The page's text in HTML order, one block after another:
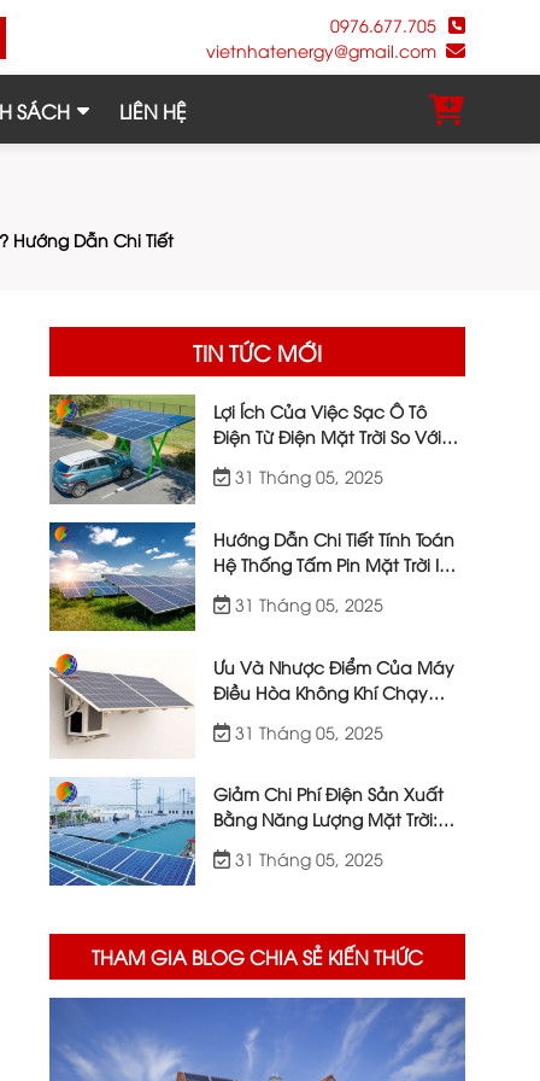
0976.677.705
vietnhatenergy@gmail.com
SÁCH LIÊN HỆ
Hướng Dẫn Chi Tiết
TIN TỨC MỚI
Lợi Ích Của Việc Sạc Ô Tô
Điện Từ Điện Mặt Trời So Với
Điện Lưới
31 Tháng 05, 2025
Hướng Dẫn Chi Tiết Tính Toán
Hệ Thống Tấm Pin Mặt Trời IoT
| Việt Nhật Energy
31 Tháng 05, 2025
Ưu Và Nhược Điểm Của Máy
Điều Hòa Không Khí Chạy
31 Tháng 05, 2025
Giảm Chi Phí Điện Sản Xuất
Bằng Năng Lượng Mặt Trời:
Giải Pháp Từ Việt Nhật Energy
31 Tháng 05, 2025
THAM GIA BLOG CHIA SẺ KIẾN THỨC